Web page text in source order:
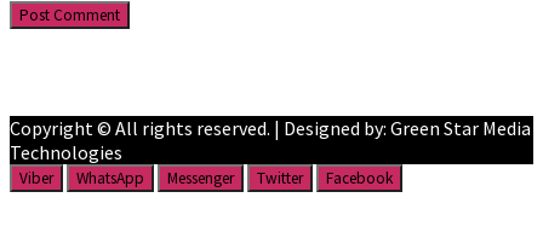
Copyright © All rights reserved. | Designed by: Green Star Media
Technologies
Viber WhatsApp Messenger Twitter Facebook